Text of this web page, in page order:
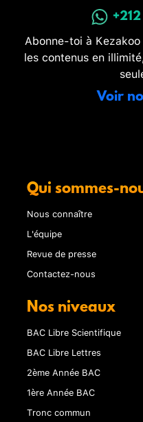
Abonne-toi à
les contenus en
Voir
Qui sommes-
Nous connaître
L'équipe
Revue de presse
Contactez-nous
Nos niveaux
BAC Libre Scientifique
BAC Libre Lettres
2ème Année BAC
1ère Année BAC
Tronc commun